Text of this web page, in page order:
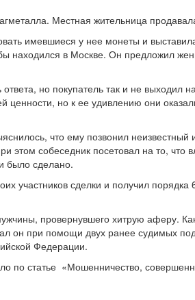
Местная жительница
имевшиеся у нее монеты и
находился в Москве. Он предложил
но покупатель так и не выходил
ценности, но к ее удивлению они
что ему позвонил
этом собеседник посетовал на то,
было сделано.
участников сделки и получил
провернувшего хитрую аферу.
он при помощи двух ранее судимых
Федерации.
по статье «Мошенничество,